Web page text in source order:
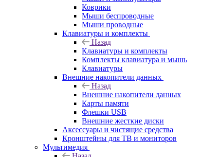
Коврики
Мыши беспроводные
Мыши проводные
Клавиатуры и комплекты
Назад
Клавиатуры и комплекты
Комплекты клавиатура и мышь
Клавиатуры
Внешние накопители данных
Назад
Внешние накопители данных
Карты памяти
Флешки USB
Внешние жесткие диски
Аксессуары и чистящие средства
Кронштейны для ТВ и мониторов
Мультимедия